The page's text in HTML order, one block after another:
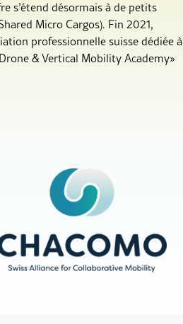
s’étend désormais à de petits
Micro Cargos). Fin 2021,
professionnelle suisse dédiée à
& Vertical Mobility Academy»